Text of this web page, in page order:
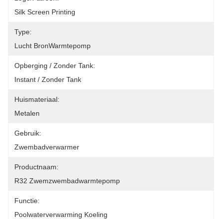
Silk Screen Printing
Type:
Lucht BronWarmtepomp
Opberging / Zonder Tank:
Instant / Zonder Tank
Huismateriaal:
Metalen
Gebruik:
Zwembadverwarmer
Productnaam:
R32 Zwemzwembadwarmtepomp
Functie:
Poolwaterverwarming Koeling